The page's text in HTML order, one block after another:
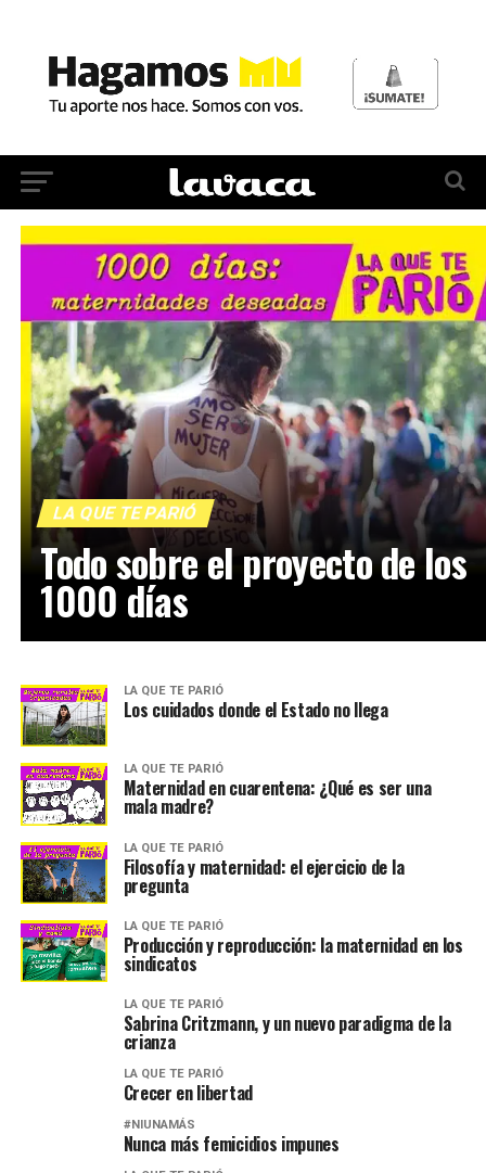
LA QUE TE PARIÓ
Todo sobre el proyecto de los
1000 días
LA QUE TE PARIÓ
Los cuidados donde el Estado no llega
LA QUE TE PARIÓ
Maternidad en cuarentena: ¿Qué es ser una
mala madre?
LA QUE TE PARIÓ
Filosofía y maternidad: el ejercicio de la
pregunta
LA QUE TE PARIÓ
Producción y reproducción: la maternidad en los
sindicatos
LA QUE TE PARIÓ
Sabrina Critzmann, y un nuevo paradigma de la
crianza
LA QUE TE PARIÓ
Crecer en libertad
#NIUNAMÁS
Nunca más femicidios impunes